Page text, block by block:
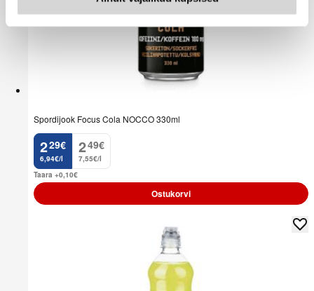
Spordijook Focus Cola NOCCO 330ml
2
. 29€
6,94€/l
2
. 49€
7,55€/l
Taara +0,10€
Ostukorvi